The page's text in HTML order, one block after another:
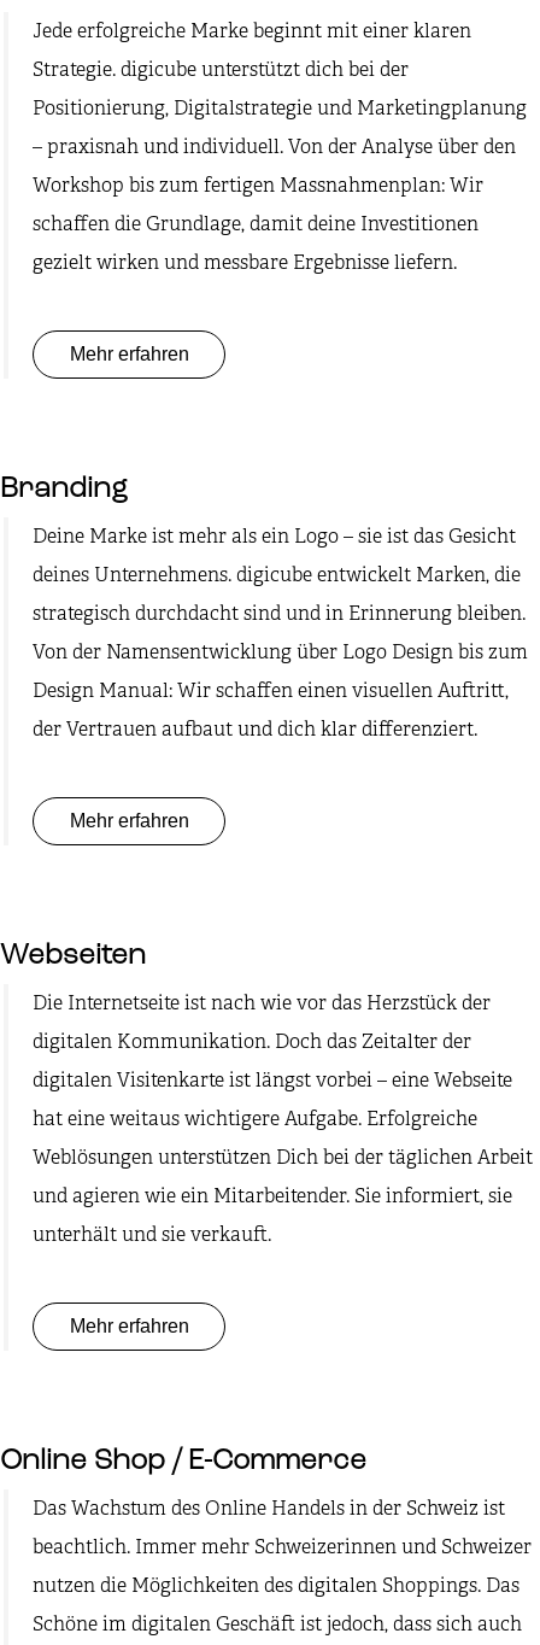
Jede erfolgreiche Marke beginnt mit einer klaren
Strategie. digicube unterstützt dich bei der
Positionierung, Digitalstrategie und Marketingplanung
– praxisnah und individuell. Von der Analyse über den
Workshop bis zum fertigen Massnahmenplan: Wir
schaffen die Grundlage, damit deine Investitionen
gezielt wirken und messbare Ergebnisse liefern.
Mehr erfahren
Branding
Deine Marke ist mehr als ein Logo – sie ist das Gesicht
deines Unternehmens. digicube entwickelt Marken, die
strategisch durchdacht sind und in Erinnerung bleiben.
Von der Namensentwicklung über Logo Design bis zum
Design Manual: Wir schaffen einen visuellen Auftritt,
der Vertrauen aufbaut und dich klar differenziert.
Mehr erfahren
Webseiten
Die Internetseite ist nach wie vor das Herzstück der
digitalen Kommunikation. Doch das Zeitalter der
digitalen Visitenkarte ist längst vorbei – eine Webseite
hat eine weitaus wichtigere Aufgabe. Erfolgreiche
Weblösungen unterstützen Dich bei der täglichen Arbeit
und agieren wie ein Mitarbeitender. Sie informiert, sie
unterhält und sie verkauft.
Mehr erfahren
Online Shop / E-Commerce
Das Wachstum des Online Handels in der Schweiz ist
beachtlich. Immer mehr Schweizerinnen und Schweizer
nutzen die Möglichkeiten des digitalen Shoppings. Das
Schöne im digitalen Geschäft ist jedoch, dass sich auch